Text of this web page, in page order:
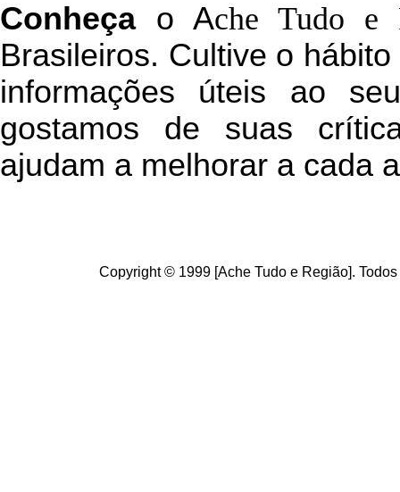
Conheçao Ache Tudo e
Brasileiros. Cultive o
informações úteis ao
gostamos de suas
ajudam a melhorar a cada
Copyright © 1999 [Ache Tudo e Região].